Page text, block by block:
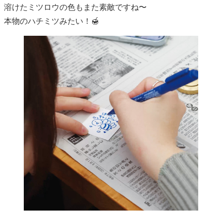
溶けたミツロウの色もまた素敵ですね〜
本物のハチミツみたい！🍯